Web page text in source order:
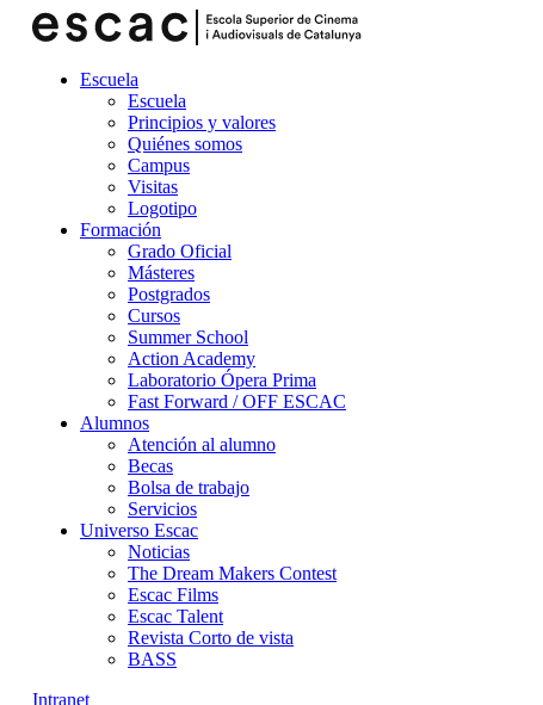
Escuela
Escuela
Principios y valores
Quiénes somos
Campus
Visitas
Logotipo
Formación
Grado Oficial
Másteres
Postgrados
Cursos
Summer School
Action Academy
Laboratorio Ópera Prima
Fast Forward / OFF ESCAC
Alumnos
Atención al alumno
Becas
Bolsa de trabajo
Servicios
Universo Escac
Noticias
The Dream Makers Contest
Escac Films
Escac Talent
Revista Corto de vista
BASS
Intranet